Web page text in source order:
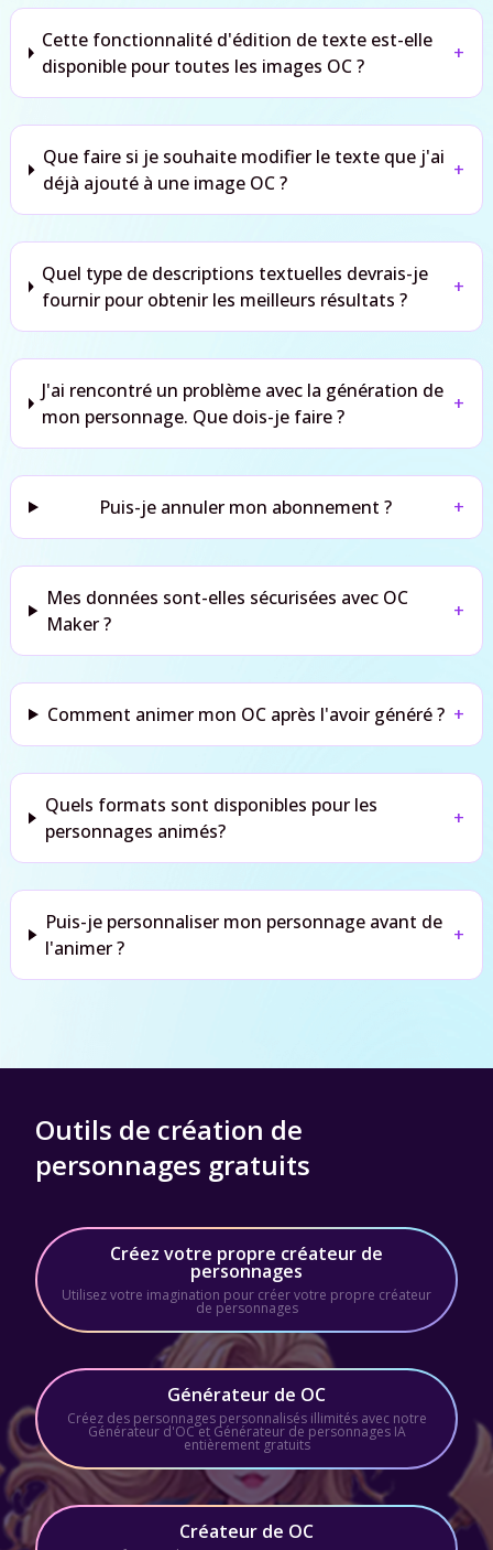
Cette fonctionnalité d'édition de texte est-elle
disponible pour toutes les images OC ?
+
Que faire si je souhaite modifier le texte que j'ai
déjà ajouté à une image OC ?
+
Quel type de descriptions textuelles devrais-je
fournir pour obtenir les meilleurs résultats ?
+
J'ai rencontré un problème avec la génération de
mon personnage. Que dois-je faire ?
+
Puis-je annuler mon abonnement ? +
Mes données sont-elles sécurisées avec OC
Maker ?
+
Comment animer mon OC après l'avoir généré ? +
Quels formats sont disponibles pour les
personnages animés?
+
Puis-je personnaliser mon personnage avant de
l'animer ?
+
Outils de création de
personnages gratuits
Créez votre propre créateur de
personnages
Utilisez votre imagination pour créer votre propre créateur
de personnages
Générateur de OC
Créez des personnages personnalisés illimités avec notre
Générateur d'OC et Générateur de personnages IA
entièrement gratuits
Créateur de OC